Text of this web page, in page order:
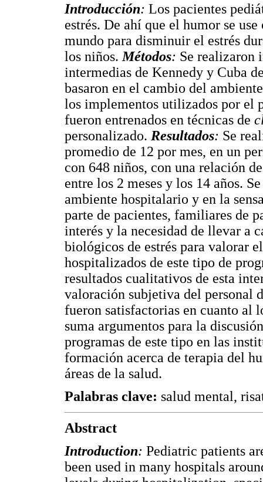
Introducción: Los pacientes
estrés. De ahí que el humor se
mundo para disminuir el estrés
los niños. Métodos: Se realizaron
intermedias de Kennedy y Cuba
basaron en el cambio del
los implementos utilizados por el
fueron entrenados en técnicas de
personalizado. Resultados: Se
promedio de 12 por mes, en un
con 648 niños, con una relación
entre los 2 meses y los 14 años.
ambiente hospitalario y en la
parte de pacientes, familiares de
interés y la necesidad de llevar a
biológicos de estrés para valorar
hospitalizados de este tipo de
resultados cualitativos de esta
valoración subjetiva del personal
fueron satisfactorias en cuanto al
suma argumentos para la
programas de este tipo en las
formación acerca de terapia del
áreas de la salud.
Palabras clave: salud mental,
Abstract
Introduction: Pediatric patients
been used in many hospitals